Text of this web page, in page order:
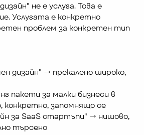
не е услуга. Това е
Услугата е конкретно
проблем за конкретен тип
дизайн" → прекалено широко,
пакети за малки бизнеси в
конкретно, запомнящо се
за SaaS стартъпи" → нишово,
търсено